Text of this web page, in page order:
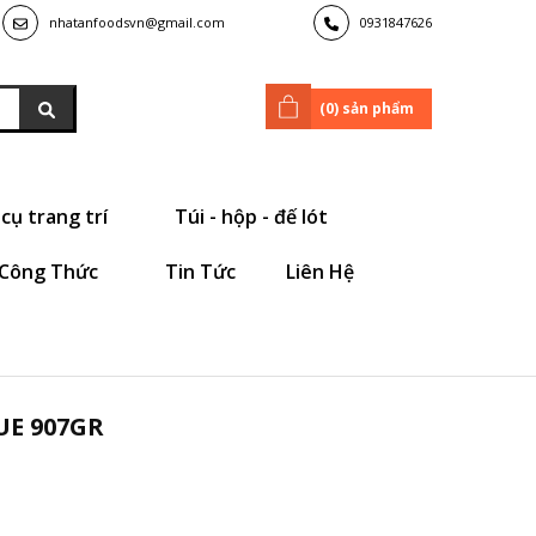
nhatanfoodsvn@gmail.com 0931847626
(0) sản phẩm
cụ trang trí Túi - hộp - đế lót
Công Thức Tin Tức Liên Hệ
907GR